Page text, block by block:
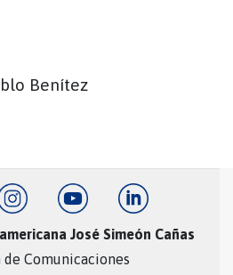
Benítez
José Simeón Cañas
Comunicaciones